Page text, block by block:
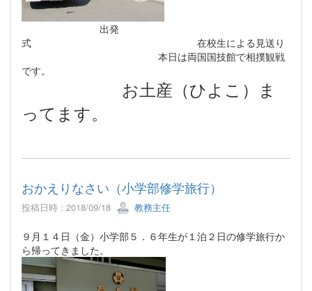
出発
式 在校生による見送り
本日は両国国技館で相撲観戦
です。
お土産（ひよこ）ま
ってます。
おかえりなさい（小学部修学旅行）
投稿日時 : 2018/09/18 教務主任
９月１４日（金）小学部５．６年生が１泊２日の修学旅行か
ら帰ってきました。